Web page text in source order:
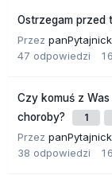
Ostrzegam przed
Przez panPytajnick
47 odpowiedzi 1
Czy komuś z Was
choroby?
1
Przez panPytajnick
38 odpowiedzi 1